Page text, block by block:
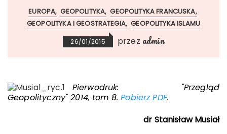
EUROPA GEOPOLITYKA GEOPOLITYKA FRANCUSKA
GEOPOLITYKA I GEOSTRATEGIA GEOPOLITYKA ISLAMU
26/01/2015 przez admin
Pierwodruk: "Przegląd
Geopolityczny" 2014, tom 8.Pobierz PDF.
dr Stanisław Musiał